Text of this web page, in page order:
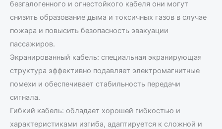
безгалогенного и огнестойкого кабеля они могут
снизить образование дыма и токсичных газов в случае
пожара и повысить безопасность эвакуации
пассажиров.
Экранированный кабель: специальная экранирующая
структура эффективно подавляет электромагнитные
помехи и обеспечивает стабильность передачи
сигнала.
Гибкий кабель: обладает хорошей гибкостью и
характеристиками изгиба, адаптируется к сложной и